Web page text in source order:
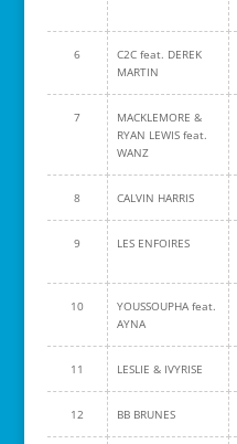
6
C2C feat. DEREK
MARTIN
7
MACKLEMORE &
RYAN LEWIS feat.
WANZ
8 CALVIN HARRIS
9 LES ENFOIRES
10
YOUSSOUPHA feat.
AYNA
11 LESLIE & IVYRISE
12 BB BRUNES